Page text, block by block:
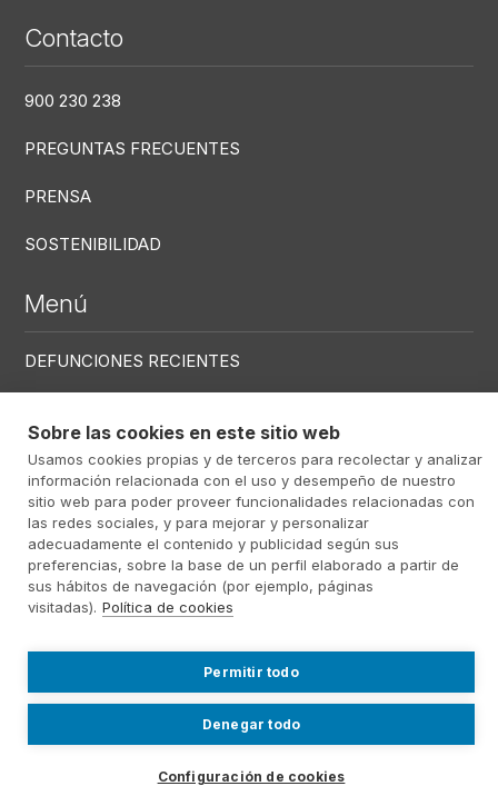
Contacto
900 230 238
PREGUNTAS FRECUENTES
PRENSA
SOSTENIBILIDAD
Menú
DEFUNCIONES RECIENTES
Menú RRSS
Footer Altima@ Álti­ma 2026
Política Privacidad
Política de cookies
Sistema Interno de
Sobre las cookies en este sitio web
Usamos cookies propias y de terceros para recolectar y analizar
información relacionada con el uso y desempeño de nuestro
sitio web para poder proveer funcionalidades relacionadas con
las redes sociales, y para mejorar y personalizar
adecuadamente el contenido y publicidad según sus
preferencias, sobre la base de un perfil elaborado a partir de
sus hábitos de navegación (por ejemplo, páginas
visitadas). Política de cookies
Permitir todo
Denegar todo
Configuración de cookies